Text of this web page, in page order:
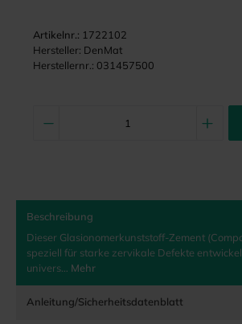
Artikelnr.: 1722102
Hersteller: DenMat
Herstellernr.: 031457500
Beschreibung
Dieser Glasionomerkunststoff-Zement
speziell für starke zervikale Defekte
univers… Mehr
Anleitung/Sicherheitsdatenblatt